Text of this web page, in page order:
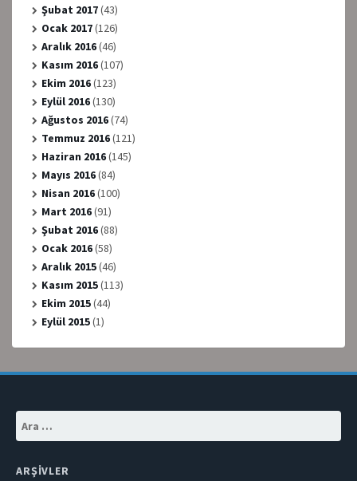
Şubat 2017(43)
Ocak 2017(126)
Aralık 2016(46)
Kasım 2016(107)
Ekim 2016(123)
Eylül 2016(130)
Ağustos 2016(74)
Temmuz 2016(121)
Haziran 2016(145)
Mayıs 2016(84)
Nisan 2016(100)
Mart 2016(91)
Şubat 2016(88)
Ocak 2016(58)
Aralık 2015(46)
Kasım 2015(113)
Ekim 2015(44)
Eylül 2015(1)
ARŞIVLER